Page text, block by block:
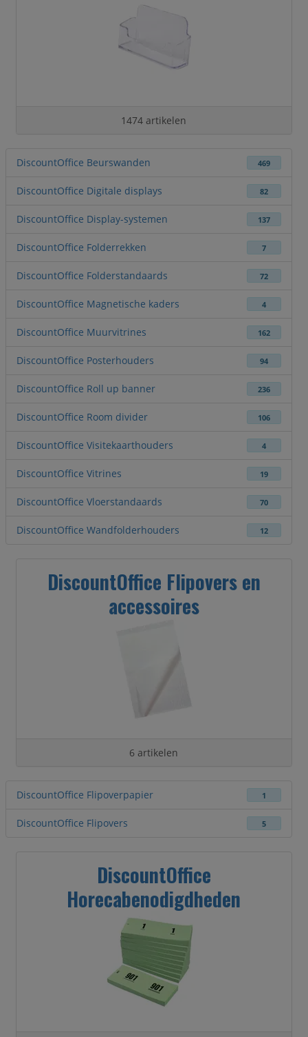
1474 artikelen
DiscountOffice Beurswanden 469
DiscountOffice Digitale displays 82
DiscountOffice Display-systemen 137
DiscountOffice Folderrekken 7
DiscountOffice Folderstandaards 72
DiscountOffice Magnetische kaders 4
DiscountOffice Muurvitrines 162
DiscountOffice Posterhouders 94
DiscountOffice Roll up banner 236
DiscountOffice Room divider 106
DiscountOffice Visitekaarthouders 4
DiscountOffice Vitrines 19
DiscountOffice Vloerstandaards 70
DiscountOffice Wandfolderhouders 12
DiscountOffice Flipovers en
accessoires
6 artikelen
DiscountOffice Flipoverpapier 1
DiscountOffice Flipovers 5
DiscountOffice
Horecabenodigdheden